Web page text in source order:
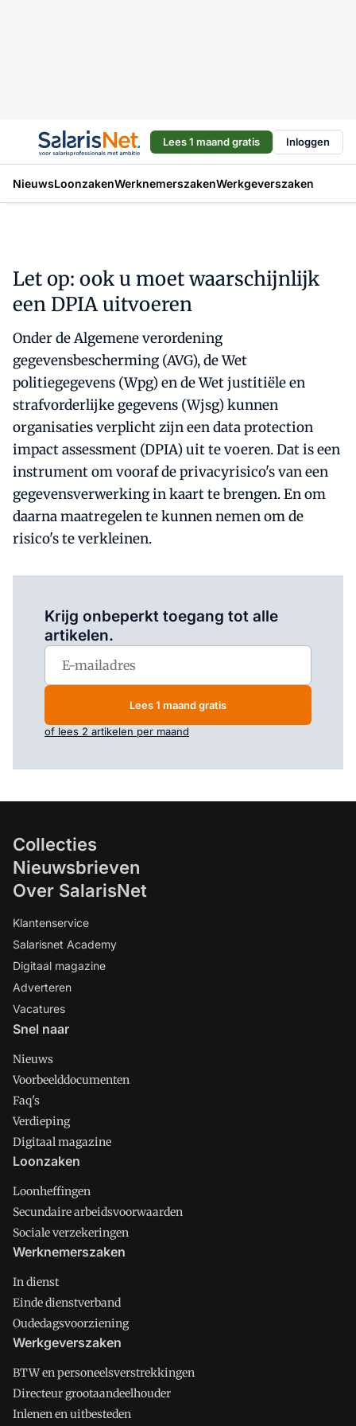
Lees 1 maand gratis Inloggen
NieuwsLoonzakenWerknemerszakenWerkgeverszaken
Let op: ook u moet waarschijnlijk
een DPIA uitvoeren
Onder de Algemene verordening
gegevensbescherming (AVG), de Wet
politiegegevens (Wpg) en de Wet justitiële en
strafvorderlijke gegevens (Wjsg) kunnen
organisaties verplicht zijn een data protection
impact assessment (DPIA) uit te voeren. Dat is een
instrument om vooraf de privacyrisico's van een
gegevensverwerking in kaart te brengen. En om
daarna maatregelen te kunnen nemen om de
risico's te verkleinen.
Krijg onbeperkt toegang tot alle
artikelen.
Lees 1 maand gratis
of lees 2 artikelen per maand
Collecties
Nieuwsbrieven
Over SalarisNet
Klantenservice
Salarisnet Academy
Digitaal magazine
Adverteren
Vacatures
Snel naar
Nieuws
Voorbeelddocumenten
Faq's
Verdieping
Digitaal magazine
Loonzaken
Loonheffingen
Secundaire arbeidsvoorwaarden
Sociale verzekeringen
Werknemerszaken
In dienst
Einde dienstverband
Oudedagsvoorziening
Werkgeverszaken
BTW en personeelsverstrekkingen
Directeur grootaandeelhouder
Inlenen en uitbesteden